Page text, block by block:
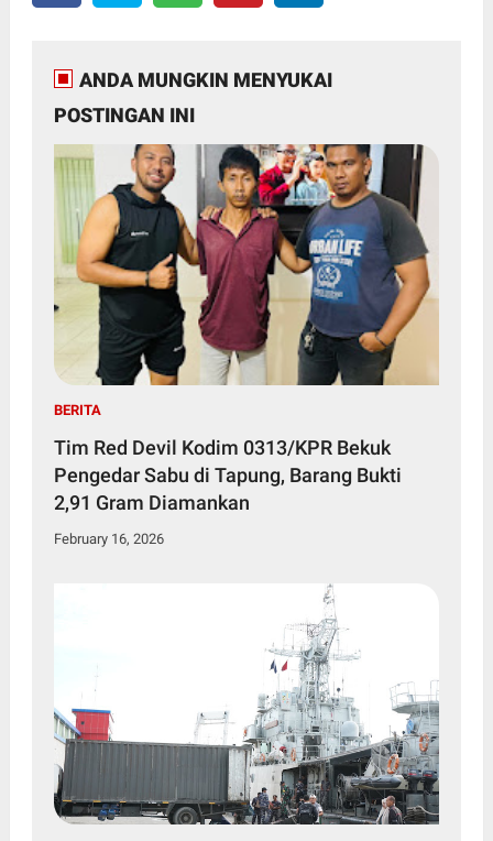
ANDA MUNGKIN MENYUKAI
POSTINGAN INI
BERITA
Tim Red Devil Kodim 0313/KPR Bekuk
Pengedar Sabu di Tapung, Barang Bukti
2,91 Gram Diamankan
February 16, 2026